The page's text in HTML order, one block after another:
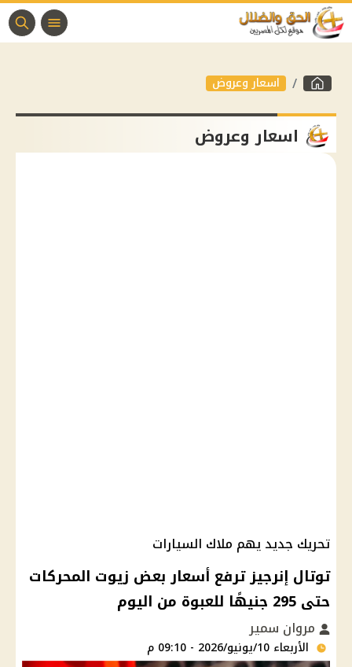
اسعار وعروض
اسعار وعروض
تحريك جديد يهم ملاك السيارات
توتال إنرجيز ترفع أسعار بعض زيوت المحركات
حتى 295 جنيهًا للعبوة من اليوم
مروان سمير
الأربعاء 10/يونيو/2026 - 09:10 م